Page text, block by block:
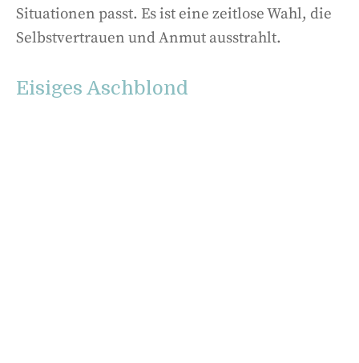
Situationen passt. Es ist eine zeitlose Wahl, die
Selbstvertrauen und Anmut ausstrahlt.
Eisiges Aschblond